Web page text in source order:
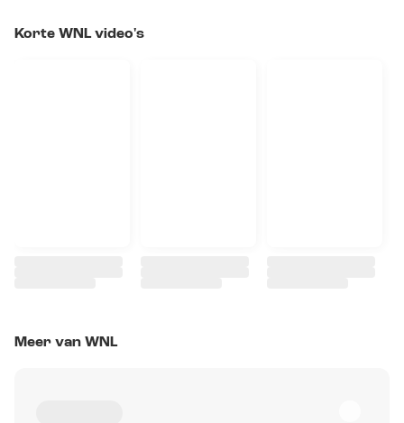
Korte WNL video's
Meer van WNL